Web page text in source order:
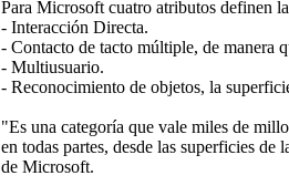
Para Microsoft cuatro atributos definen
- Interacción Directa.
- Contacto de tacto múltiple, de manera
- Multiusuario.
- Reconocimiento de objetos, la
"Es una categoría que vale miles de
en todas partes, desde las superficies
de Microsoft.